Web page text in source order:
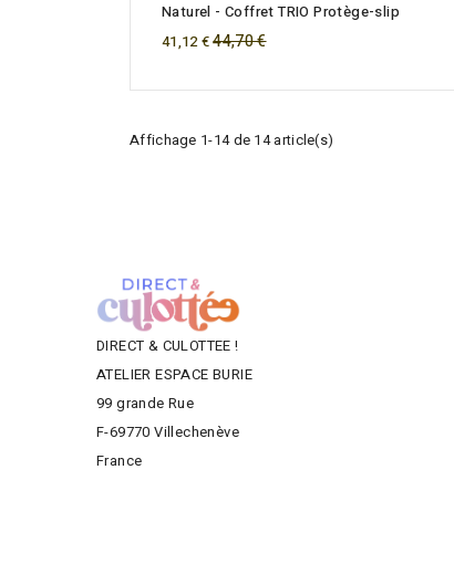
Naturel - Coffret TRIO Protège-slip
41,12 €Regular
44,70 €
Affichage 1-14 de 14 article(s)
DIRECT & CULOTTEE !
ATELIER ESPACE BURIE
99 grande Rue
F-69770 Villechenève
France